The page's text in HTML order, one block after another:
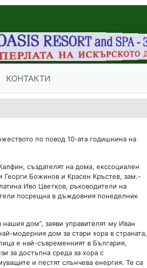
КОНТАКТИ
по повод 10-ата годишнина на
създателят на дома, екссоциален
Георги Божинов и Красен Кръстев, зам.-
Иво Цветков, ръководители на
посрещна в дъждовния понеделник
дом”, заяви управителят му Иван
модерния дом за стари хора в страната,
е най-съвременният в България,
за достъпна среда за хора с
и пестят слънчева енергия. Те са